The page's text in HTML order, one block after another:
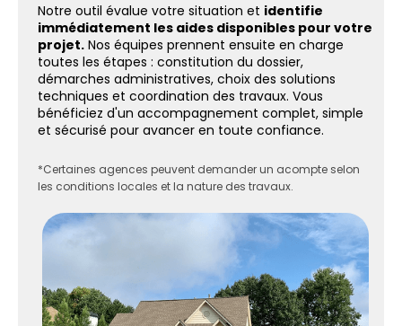
Notre outil évalue votre situation et identifie
immédiatement les aides disponibles pour votre
projet. Nos équipes prennent ensuite en charge
toutes les étapes : constitution du dossier,
démarches administratives, choix des solutions
techniques et coordination des travaux. Vous
bénéficiez d'un accompagnement complet, simple
et sécurisé pour avancer en toute confiance.
*Certaines agences peuvent demander un acompte selon
les conditions locales et la nature des travaux.